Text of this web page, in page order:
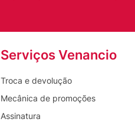
Serviços Venancio
Troca e devolução
Mecânica de promoções
Assinatura